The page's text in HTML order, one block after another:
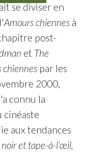
se diviser en
Amours chiennesà
post-
et The
chiennespar les
2000,
connu la
cinéaste
aux tendances
et tape-à-l’œil,